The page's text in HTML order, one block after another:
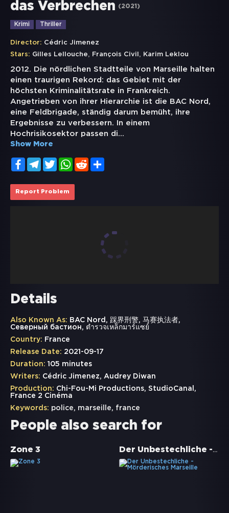
das Verbrechen
(2021 )
Krimi Thriller
Director: Cédric Jimenez
Stars: Gilles Lellouche, François Civil , Karim Leklou
2012. Die nördlichen Stadtteile von Marseille halten
einen traurigen Rekord: das Gebiet mit der
höchsten Kriminalitätsrate in Frankreich.
Angetrieben von ihrer Hierarchie ist die BAC Nord,
eine Feldbrigade, ständig darum bemüht, ihre
Ergebnisse zu verbessern. In einem
Hochrisikosektor passen di...
Show More
FacebookTelegramTwitterWhatsApp
Reddit
Report Problem
Details
Also Known As: BAC Nord, 踩界刑警, 马赛执法者,
Северный бастион, ตำรวจเหล็กมาร์แซย์
Country: France
Release Date: 2021-09-17
Duration: 105 minutes
Writers: Cédric Jimenez, Audrey Diwan
Production: Chi-Fou-Mi Productions, StudioCanal,
France 2 Cinéma
Keywords: police, marseille, france
People also search for
Zone 3 Der Unbestechliche - Mörderisches Marseille